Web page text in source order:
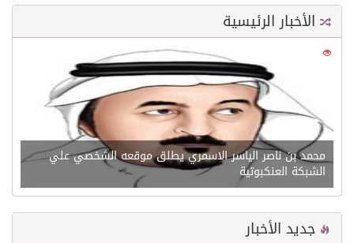
الأخبار الرئيسية
21534
محمد بن ناصر الياسر الاسمري يطلق موقعه الشخصي علي
الشبكة العنكبوتية
جديد الأخبار